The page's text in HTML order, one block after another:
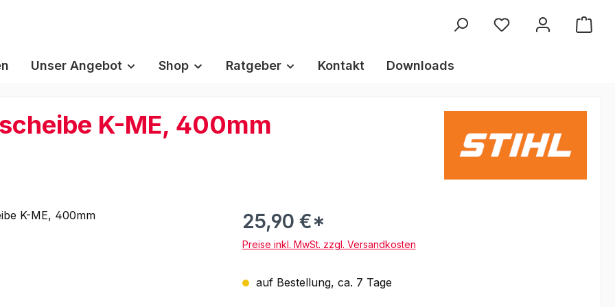
Unser Angebot Shop Ratgeber Kontakt Downloads
K-ME, 400mm
25,90 €*
Preise inkl. MwSt. zzgl. Versandkosten
auf Bestellung, ca. 7 Tage